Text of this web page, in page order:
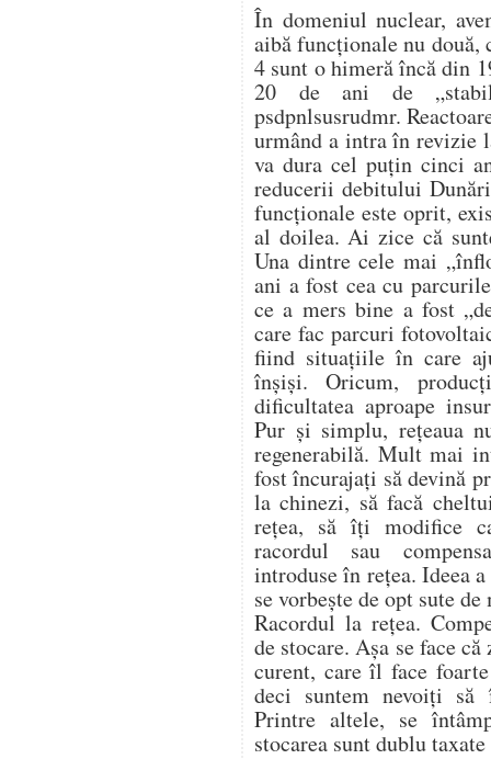
În domeniul nuclear,
aibă funcționale nu două,
4 sunt o himeră încă din
20 de ani de
psdpnlsusrudmr.
urmând a intra în revizie
va dura cel puțin cinci
reducerii debitului
funcționale este oprit,
al doilea. Ai zice că
Una dintre cele mai
ani a fost cea cu
ce a mers bine a fost
care fac parcuri
fiind situațiile în care
înșiși. Oricum,
dificultatea aproape
Pur și simplu, rețeaua
regenerabilă. Mult mai
fost încurajați să devină
la chinezi, să facă
rețea, să îți modifice
racordul sau
introduse în rețea. Ideea
se vorbește de opt sute
Racordul la rețea.
de stocare. Așa se face
curent, care îl face
deci suntem nevoiți să
Printre altele, se
stocarea sunt dublu